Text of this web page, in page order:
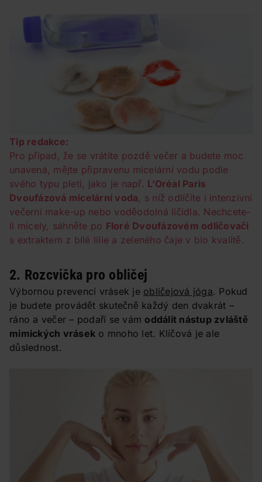
Tip redakce:
Pro případ, že se vrátíte pozdě večer a budete moc
unavená, mějte připravenu micelární vodu podle
svého typu pleti, jako je např. L’Oréal Paris
Dvoufázová micelární voda, s níž odlíčíte i intenzivní
večerní make-up nebo voděodolná líčidla. Nechcete-
li micely, sáhněte po Floré Dvoufázovém odličovači
s extraktem z bílé lilie a zeleného čaje v bio kvalitě.
2. Rozcvička pro obličej
Výbornou prevencí vrásek je obličejová jóga. Pokud
je budete provádět skutečně každý den dvakrát –
ráno a večer – podaří se vám oddálit nástup zvláště
mimických vrásek o mnoho let. Klíčová je ale
důslednost.